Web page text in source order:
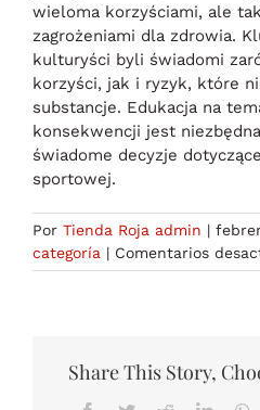
wieloma korzyściami, ale
zagrożeniami dla zdrowia.
kulturyści byli świadomi
korzyści, jak i ryzyk, które
substancje. Edukacja na
konsekwencji jest
świadome decyzje
sportowej.
Por Tienda Roja admin |
categoría | Comentarios
Share This Story,